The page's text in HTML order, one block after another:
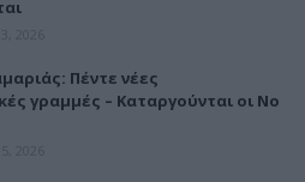
Πέντε νέες
γραμμές – Καταργούνται οι Νο